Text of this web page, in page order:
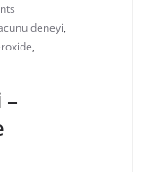
deneyi,
,